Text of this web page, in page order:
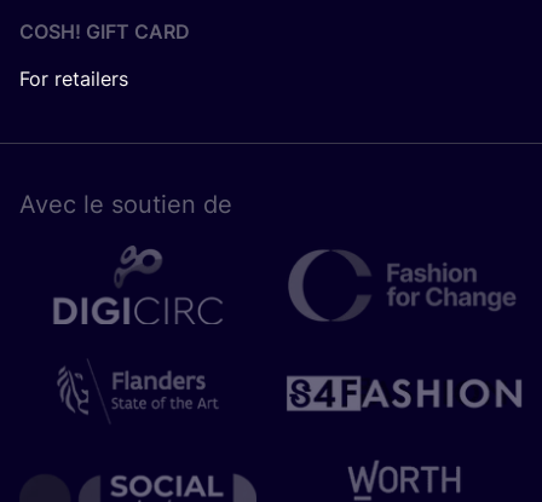
COSH! GIFT CARD
For retailers
Avec le sou­tien de